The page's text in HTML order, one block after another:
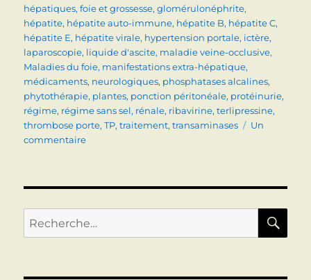
hépatiques,foie et grossesse,glomérulonéphrite,
hépatite, hépatite auto-immune, hépatite B, hépatite C,
hépatite E, hépatite virale, hypertension portale, ictère,
laparoscopie, liquide d'ascite, maladie veine-occlusive,
Maladies du foie, manifestations extra-hépatique,
médicaments, neurologiques, phosphatases alcalines,
phytothérapie, plantes, ponction péritonéale, protéinurie,
régime, régime sans sel, rénale, ribavirine,terlipressine,
thrombose porte,TP,traitement,transaminases
Un
commentairesur
Recherche
pour :